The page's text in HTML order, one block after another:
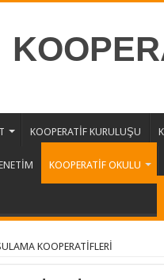
KOOPERATİF KURULUŞU
KOOPERATİF OKULU
KOOPERATİFLERİ